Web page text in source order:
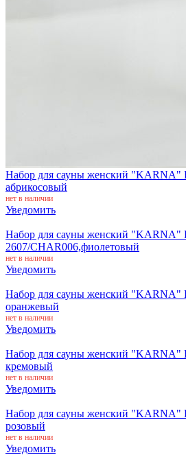
Набор для сауны женский "KARNA"
абрикосовый
нет в наличии
Уведомить
Набор для сауны женский "KARNA"
2607/CHAR006,фиолетовый
нет в наличии
Уведомить
Набор для сауны женский "KARNA"
оранжевый
нет в наличии
Уведомить
Набор для сауны женский "KARNA"
кремовый
нет в наличии
Уведомить
Набор для сауны женский "KARNA"
розовый
нет в наличии
Уведомить